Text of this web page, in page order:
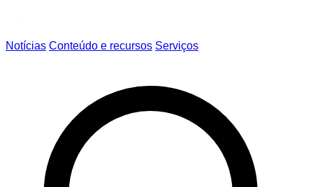
Notícias Conteúdo e recursos Serviços